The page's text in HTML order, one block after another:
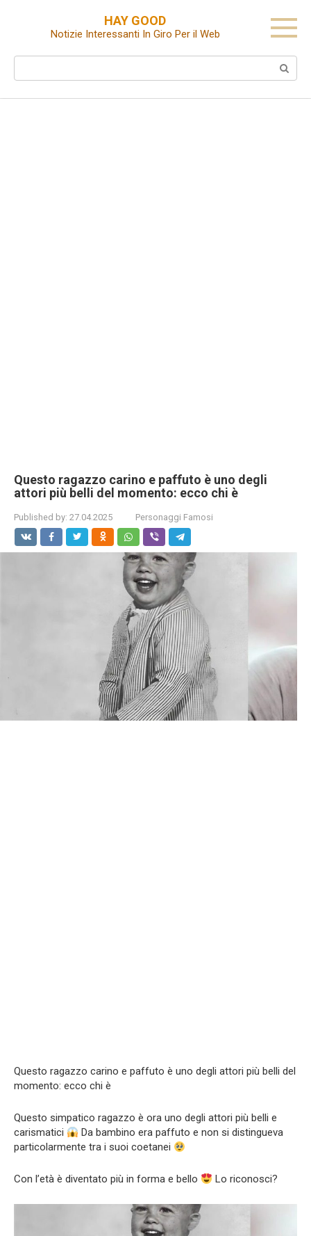
HAY GOOD
Notizie Interessanti In Giro Per il Web
Questo ragazzo carino e paffuto è uno degli
attori più belli del momento: ecco chi è
Published by: 27.04.2025 Personaggi Famosi
Questo ragazzo carino e paffuto è uno degli attori più belli del
momento: ecco chi è
Questo simpatico ragazzo è ora uno degli attori più belli e
carismatici
Da bambino era paffuto e non si distingueva
particolarmente tra i suoi coetanei
Con l’età è diventato più in forma e bello Lo riconosci?